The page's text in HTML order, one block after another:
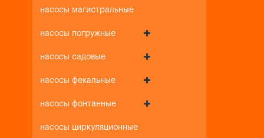
насосы магистральные
насосы погружные
насосы садовые
насосы фекальные
насосы фонтанные
насосы циркуляционные